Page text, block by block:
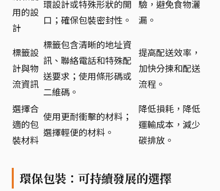
用的設
計
環設計或特殊形狀的開
口；確保包裝密封性。
驗，避免食物灑
漏。
標籤設
計與物
流資訊
標籤包含清晰的地址資
訊、聯絡電話和特殊配
送要求；使用條形碼或
二維碼。
提高配送效率，
加快分揀和配送
流程。
選擇合
適的包
裝材料
使用更耐衝擊的材料；
選擇輕便的材料。
降低損耗，降低
運輸成本，減少
碳排放。
環保包裝：可持續發展的選擇